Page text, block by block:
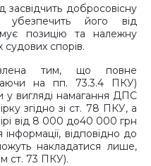
засвідчить добросовісну
убезпечить його від
позицію та належну
спорів.
тим, що повне
на пп. 73.3.4 ПКУ)
у вигляді намагання ДПС
згідно зі ст. 78 ПКУ, а
від 8 000 до40 000 грн
відповідно до
накладатися лише,
ст. 73 ПКУ).